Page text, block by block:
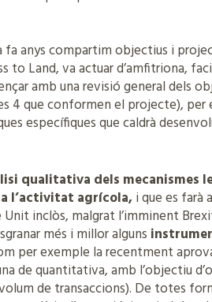
fa anys compartim objectius i
to Land, va actuar d’amfitriona,
amb una revisió general dels
4 que conformen el projecte),
específiques que caldrà
qualitativa dels mecanismes
l’activitat agrícola, i que es farà
inclòs, malgrat l’imminent
més i millor alguns
per exemple la recentment
de quantitativa, amb l’objectiu
de transaccions). De totes